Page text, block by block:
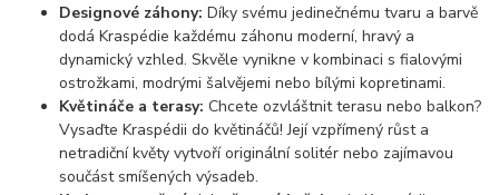
Designové záhony: Díky svému jedinečnému tvaru a barvě
dodá Kraspédie každému záhonu moderní, hravý a
dynamický vzhled. Skvěle vynikne v kombinaci s fialovými
ostrožkami, modrými šalvějemi nebo bílými kopretinami.
Květináče a terasy: Chcete ozvláštnit terasu nebo balkon?
Vysaďte Kraspédii do květináčů! Její vzpřímený růst a
netradiční květy vytvoří originální solitér nebo zajímavou
součást smíšených výsadeb.